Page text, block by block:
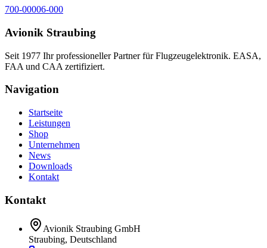
700-00006-000
Avionik Straubing
Seit 1977 Ihr professioneller Partner für Flugzeugelektronik. EASA,
FAA und CAA zertifiziert.
Navigation
Startseite
Leistungen
Shop
Unternehmen
News
Downloads
Kontakt
Kontakt
Avionik Straubing GmbH
Straubing, Deutschland